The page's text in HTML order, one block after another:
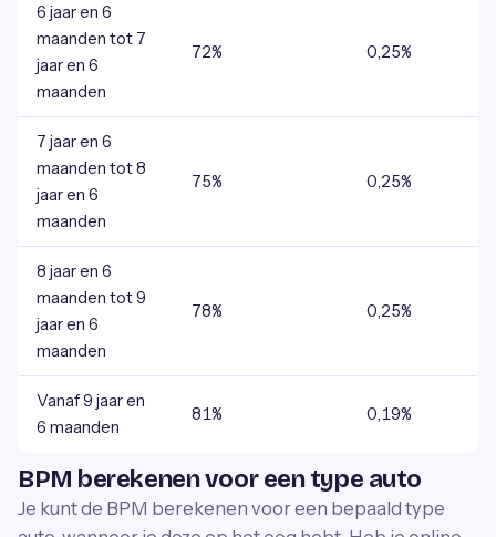
6 jaar en 6
maanden tot 7
jaar en 6
maanden
72% 0,25%
7 jaar en 6
maanden tot 8
jaar en 6
maanden
75% 0,25%
8 jaar en 6
maanden tot 9
jaar en 6
maanden
78% 0,25%
Vanaf 9 jaar en
6 maanden
81% 0,19%
BPM berekenen voor een type auto
Je kunt de BPM berekenen voor een bepaald type